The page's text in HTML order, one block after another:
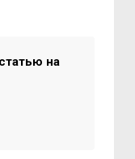
на